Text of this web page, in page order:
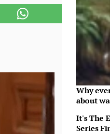
Why
about
It's The
Series